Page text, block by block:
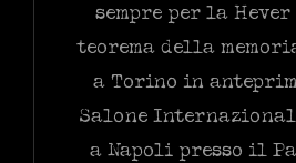
sempre per la
teorema della
a Torino in
Salone
a Napoli presso il